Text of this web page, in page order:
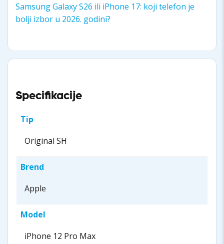
Samsung Galaxy S26 ili iPhone 17: koji telefon je
bolji izbor u 2026. godini?
Specifikacije
Tip
Original SH
Brend
Apple
Model
iPhone 12 Pro Max